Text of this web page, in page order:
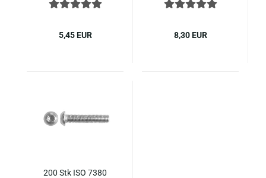
7380-​1
5,45 EUR
7380-​1
8,30 EUR
200 Stk ISO 7380